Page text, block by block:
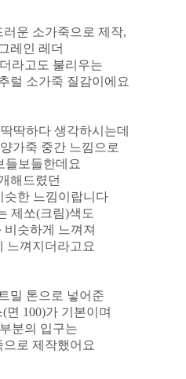
운 소가죽으로 제작,
레인 레더
라고도 불리우는
럴 소가죽 질감이에요
딱하다 생각하시는데
가죽 중간 느낌으로
들보들한데요
해드렸던
슷한 느낌이랍니다
제쏘(크림)색도
비슷하게 느껴져
느껴지더라고요
밀 톤으로 넣어준
면 100)가 기본이며
분의 입구는
로 제작했어요